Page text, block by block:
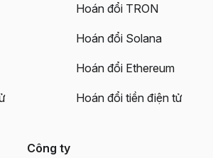
Hoán đổi TRON
Hoán đổi Solana
Hoán đổi Ethereum
Hoán đổi tiền điện tử
Công ty